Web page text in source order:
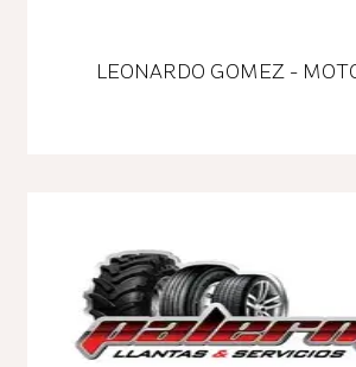
LEONARDO GOMEZ -